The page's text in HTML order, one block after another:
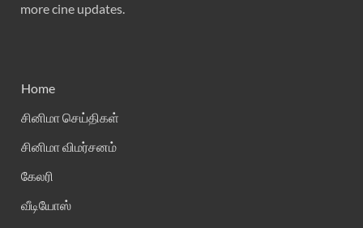
more cine updates.
Home
சினிமா செய்திகள்
சினிமா விமர்சனம்
கேலரி
வீடியோஸ்